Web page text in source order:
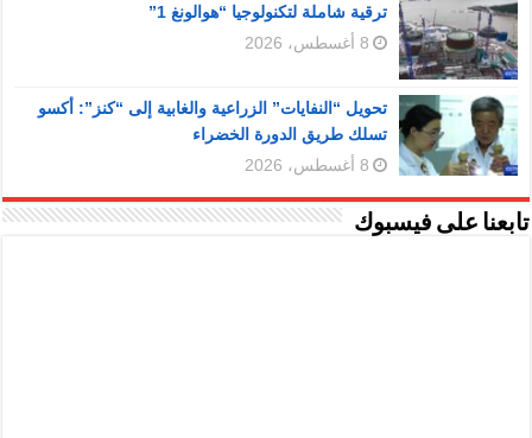
ترقية شاملة لتكنولوجيا “هوالونغ 1”
8 أغسطس، 2026
تحويل “النفايات” الزراعية والغابية إلى “كنز”: أكسو
تسلك طريق الدورة الخضراء
8 أغسطس، 2026
تابعنا على فيسبوك